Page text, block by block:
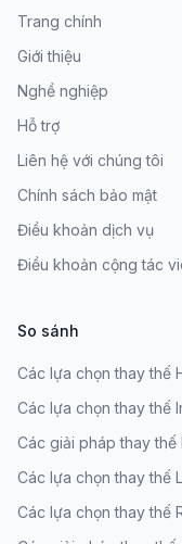
Trang chính
Giới thiệu
Nghề nghiệp
Hỗ trợ
Liên hệ với chúng tôi
Chính sách bảo mật
Điều khoản dịch vụ
Điều khoản cộng tác
So sánh
Các lựa chọn thay thế
Các lựa chọn thay thế
Các giải pháp thay thế
Các lựa chọn thay thế
Các lựa chọn thay thế